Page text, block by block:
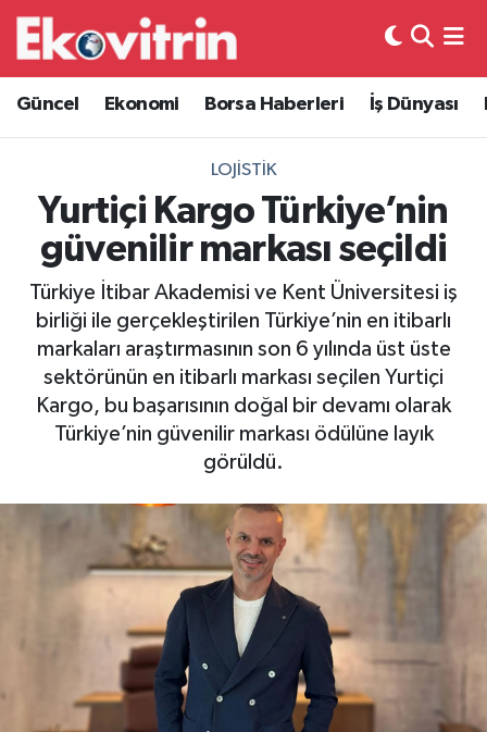
Güncel Ekonomi Borsa Haberleri İş Dünyası
LOJISTIK
Yurtiçi Kargo Türkiye’nin
güvenilir markası seçildi
Türkiye İtibar Akademisi ve Kent Üniversitesi iş
birliği ile gerçekleştirilen Türkiye’nin en itibarlı
markaları araştırmasının son 6 yılında üst üste
sektörünün en itibarlı markası seçilen Yurtiçi
Kargo, bu başarısının doğal bir devamı olarak
Türkiye’nin güvenilir markası ödülüne layık
görüldü.
Güncel
Ekonomi
Borsa Haberleri
İş Dünyası
Lojistik
Otovitrin
Asayiş
Gayrimenkul
Spor
Hava Durumu
Trafik Durumu
Süper Lig Puan Durumu ve Fikstür
Tüm Manşetler
Son Dakika Haberleri
Haber Arşivi